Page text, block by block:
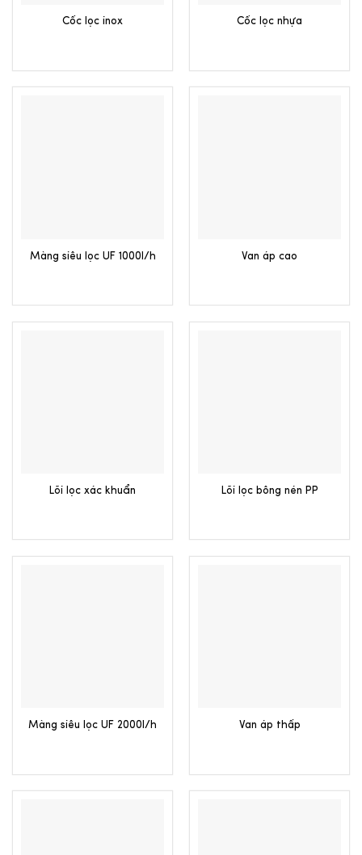
Cốc lọc inox Cốc lọc nhựa
Màng siêu lọc UF 1000l/h Van áp cao
Lõi lọc xác khuẩn Lõi lọc bông nén PP
Màng siêu lọc UF 2000l/h Van áp thấp